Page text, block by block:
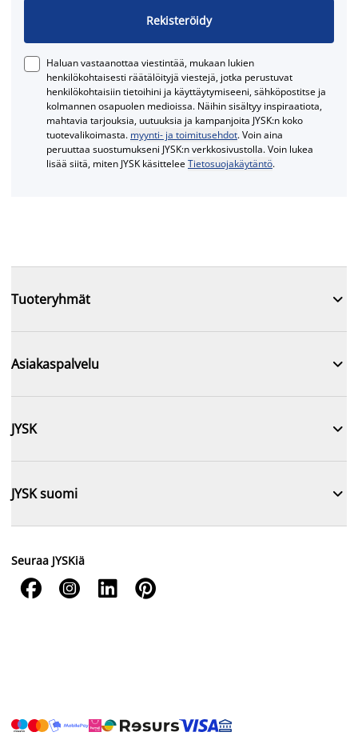
Rekisteröidy
Haluan vastaanottaa viestintää, mukaan lukien
henkilökohtaisesti räätälöityjä viestejä, jotka perustuvat
henkilökohtaisiin tietoihini ja käyttäytymiseeni, sähköpostitse ja
kolmannen osapuolen medioissa. Näihin sisältyy inspiraatiota,
mahtavia tarjouksia, uutuuksia ja kampanjoita JYSK:n koko
tuotevalikoimasta. myynti- ja toimitusehdot. Voin aina
peruuttaa suostumukseni JYSK:n verkkosivustolla. Voin lukea
lisää siitä, miten JYSK käsitteleeTietosuojakäytäntö.
Tuoteryhmät 
Asiakaspalvelu 
JYSK 
JYSK suomi 
Seuraa JYSKiä
   